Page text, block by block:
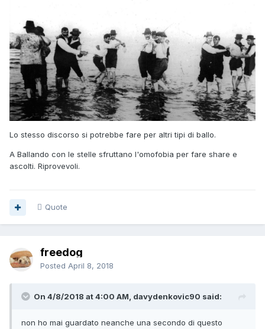
Lo stesso discorso si potrebbe fare per altri tipi di ballo.
A Ballando con le stelle sfruttano l'omofobia per fare share e
ascolti. Riprovevoli.
Quote
freedog
Posted April 8, 2018
On 4/8/2018 at 4:00 AM, davydenkovic90 said:
non ho mai guardato neanche una secondo di questo